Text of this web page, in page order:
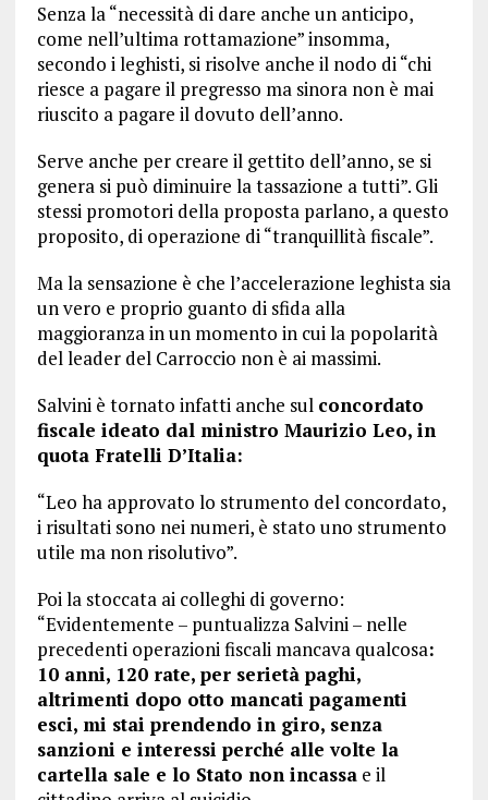
Senza la “necessità di dare anche un anticipo,
come nell’ultima rottamazione” insomma,
secondo i leghisti, si risolve anche il nodo di “chi
riesce a pagare il pregresso ma sinora non è mai
riuscito a pagare il dovuto dell’anno.
Serve anche per creare il gettito dell’anno, se si
genera si può diminuire la tassazione a tutti”. Gli
stessi promotori della proposta parlano, a questo
proposito, di operazione di “tranquillità fiscale”.
Ma la sensazione è che l’accelerazione leghista sia
un vero e proprio guanto di sfida alla
maggioranza in un momento in cui la popolarità
del leader del Carroccio non è ai massimi.
Salvini è tornato infatti anche sul concordato
fiscale ideato dal ministro Maurizio Leo, in
quota Fratelli D’Italia:
“Leo ha approvato lo strumento del concordato,
i risultati sono nei numeri, è stato uno strumento
utile ma non risolutivo”.
Poi la stoccata ai colleghi di governo:
“Evidentemente – puntualizza Salvini – nelle
precedenti operazioni fiscali mancava qualcosa:
10 anni, 120 rate, per serietà paghi,
altrimenti dopo otto mancati pagamenti
esci, mi stai prendendo in giro, senza
sanzioni e interessi perché alle volte la
cartella sale e lo Stato non incassae il